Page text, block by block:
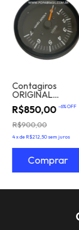
Contagiros
ORIGINAL
YAMAHA Motor
Popa Relogio
Tacometro
Analogico Preto
Yamaha 40-
R$850,00 -6%OFF
R$900,00
4xdeR$212,50sem juros